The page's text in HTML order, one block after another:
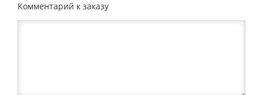
Комментарий к заказу